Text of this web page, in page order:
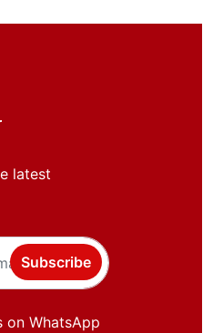
latest
Subscribe
on WhatsApp